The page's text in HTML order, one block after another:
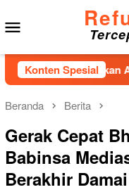
ke
konten
Konten Spesial
Hadirkan Abdul
Beranda Berita
Gerak Cepat
Babinsa
Berakhir